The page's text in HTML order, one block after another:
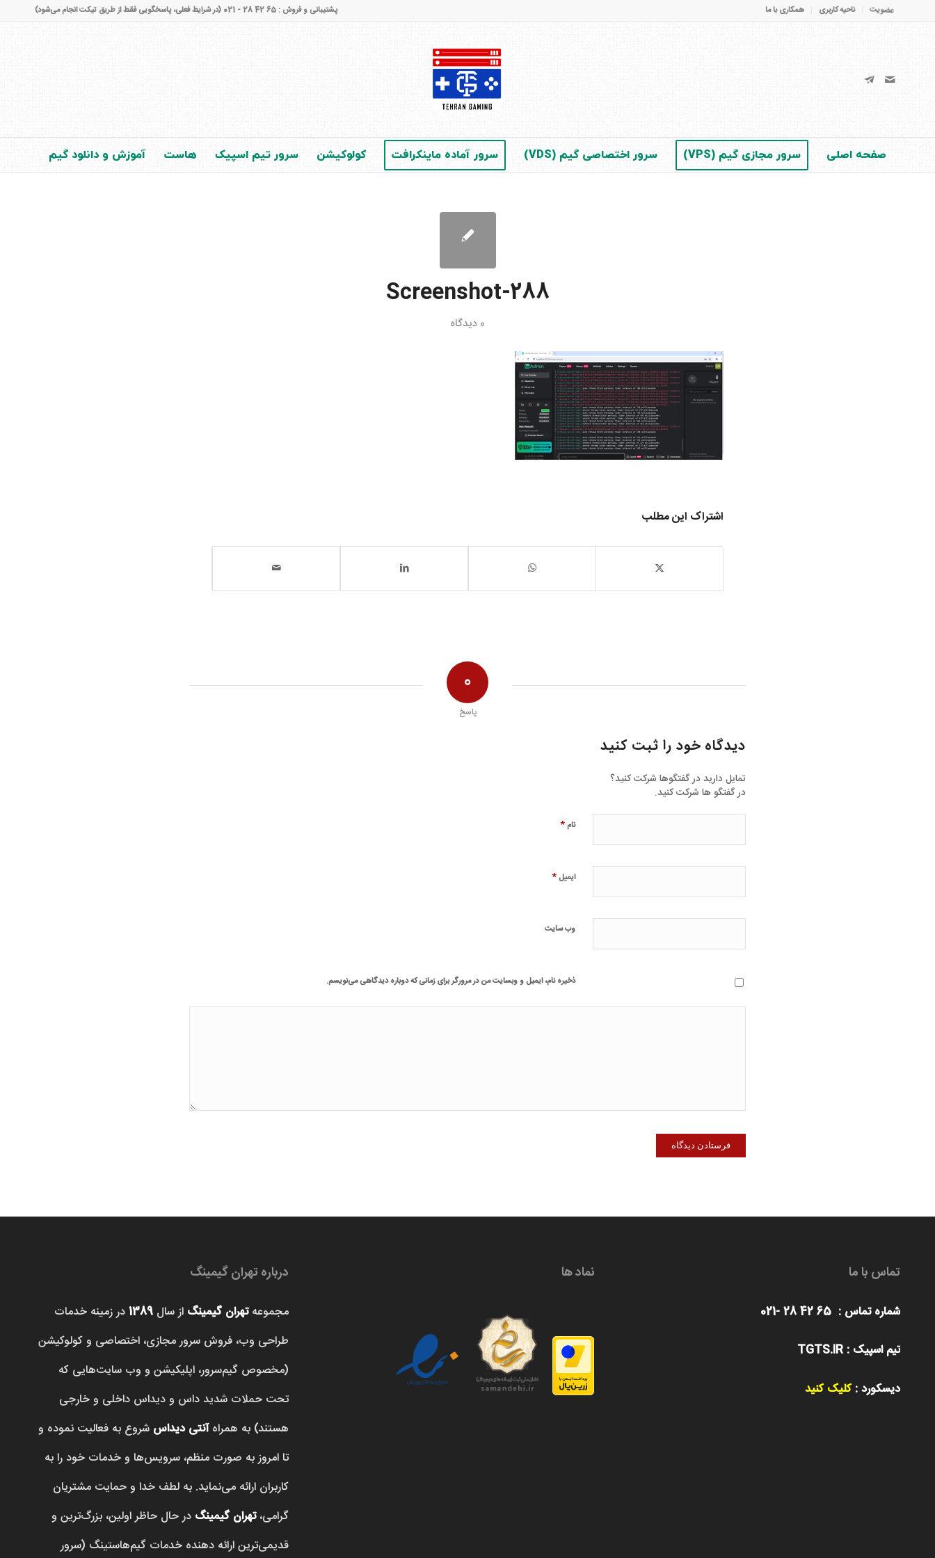
عضویت ناحیه کاربری همکاری با ما پشتیبانی و فروش : 65 42 28 - 021 (در شرایط فعلی، پاسخگویی فقط از طریق تیکت انجام می‌شود)
صفحه اصلی سرور مجازی گیم (VPS) سرور اختصاصی گیم (VDS) سرور آماده ماینکرافت کولوکیشن سرور تیم اسپیک هاست آموزش و دانلود گیم
Screenshot-288
0 دیدگاه
اشتراک این مطلب
0
پاسخ
دیدگاه خود را ثبت کنید
تمایل دارید در گفتگوها شرکت کنید؟
در گفتگو ها شرکت کنید.
نام*
ایمیل *
وب‌ سایت
ذخیره نام، ایمیل و وبسایت من در مرورگر برای زمانی که دوباره دیدگاهی می‌نویسم.
تماس با ما
شماره تماس : 65 42 28 -021
تیم اسپیک : TGTS.IR
دیسکورد :کلیک کنید
نماد ها درباره تهران گیمینگ
مجموعهتهران گیمینگ از سال1389در زمینه خدمات
طراحی وب، فروش‌ سرور مجازی، اختصاصی و کولوکیشن
(مخصوص گیم‌سرور، اپلیکیشن و وب سایت‌هایی که
تحت حملات شدید داس و دیداس داخلی و خارجی
هستند) به همراهآنتی دیداس شروع به فعالیت نموده و
تا امروز به صورت منظم، سرویس‌ها و خدمات خود را به
کاربران ارائه می‌نماید. به لطف خدا و حمایت مشتریان
گرامی،تهران گیمینگ در حال حاظر اولین، بزرگ‌ترین و
قدیمی‌ترین ارائه دهنده خدمات گیم‌هاستینگ (سرور